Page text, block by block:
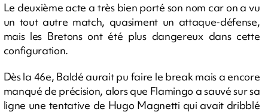
Le deuxième acte a très bien porté son nom car on a vu
un tout autre match, quasiment un attaque-défense,
mais les Bretons ont été plus dangereux dans cette
configuration.
Dès la 46e, Baldé aurait pu faire le break mais a encore
manqué de précision, alors que Flamingo a sauvé sur sa
ligne une tentative de Hugo Magnetti qui avait dribblé